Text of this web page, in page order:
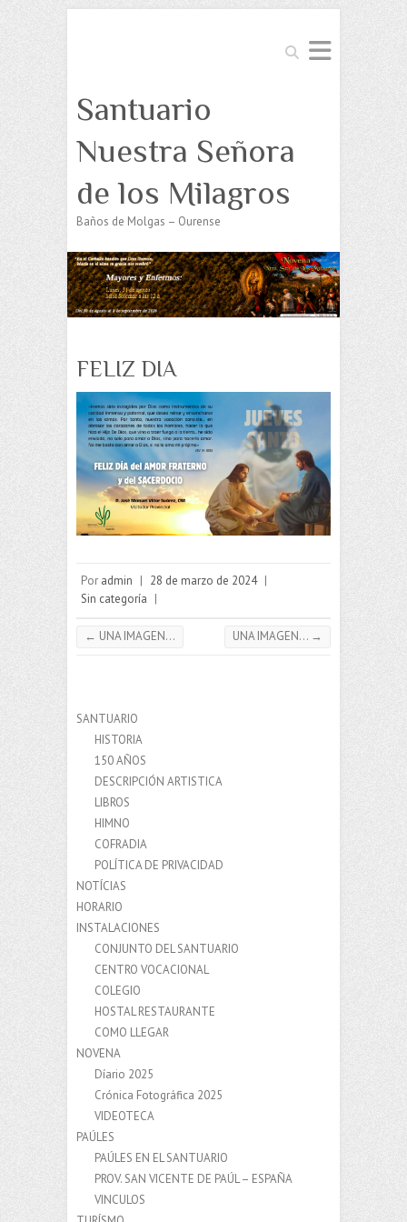
Buscar
Santuario
Nuestra Señora
de los Milagros
Baños de Molgas – Ourense
FELIZ DIA
Por admin | 28 de marzo de 2024 |
Sin categoría |
← UNA IMAGEN… UNA IMAGEN… →
SANTUARIO
HISTORIA
150 AÑOS
DESCRIPCIÓN ARTISTICA
LIBROS
HIMNO
COFRADIA
POLÍTICA DE PRIVACIDAD
NOTÍCIAS
HORARIO
INSTALACIONES
CONJUNTO DEL SANTUARIO
CENTRO VOCACIONAL
COLEGIO
HOSTAL RESTAURANTE
COMO LLEGAR
NOVENA
Díario 2025
Crónica Fotográfica 2025
VIDEOTECA
PAÚLES
PAÚLES EN EL SANTUARIO
PROV. SAN VICENTE DE PAÚL – ESPAÑA
VINCULOS